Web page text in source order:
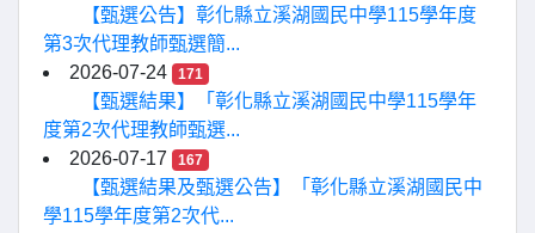
【甄選公告】彰化縣立溪湖國民中學115學年度
第3次代理教師甄選簡...
2026-07-24
171
【甄選結果】「彰化縣立溪湖國民中學115學年
度第2次代理教師甄選...
2026-07-17
167
【甄選結果及甄選公告】「彰化縣立溪湖國民中
學115學年度第2次代...